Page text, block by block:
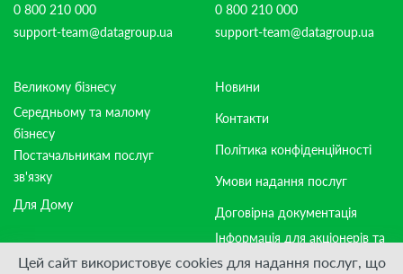
0 800 210 000
support-team@datagroup.ua
0 800 210 000
support-team@datagroup.ua
Великому бізнесу
Середньому та малому
бізнесу
Постачальникам послуг
зв'язку
Для Дому
Новини
Контакти
Політика конфіденційності
Умови надання послуг
Договірна документація
Інформація для акціонерів та
стейкхолдерів
Цей сайт використовує cookies для надання послуг, що